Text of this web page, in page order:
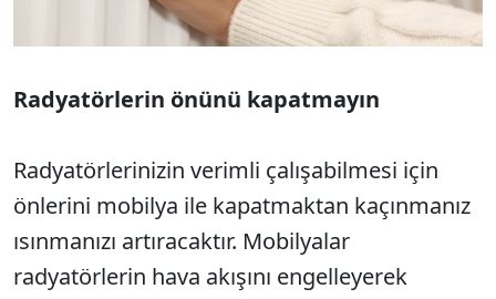
Radyatörlerin önünü kapatmayın
Radyatörlerinizin verimli çalışabilmesi için
önlerini mobilya ile kapatmaktan kaçınmanız
ısınmanızı artıracaktır. Mobilyalar
radyatörlerin hava akışını engelleyerek